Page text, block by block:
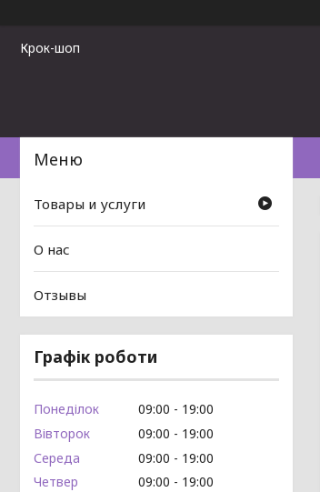
Крок-шоп
Товары и услуги
О нас
Отзывы
Графік роботи
Понеділок 09:00
19:00
Вівторок
09:00
19:00
Середа
09:00
19:00
Четвер
09:00
19:00